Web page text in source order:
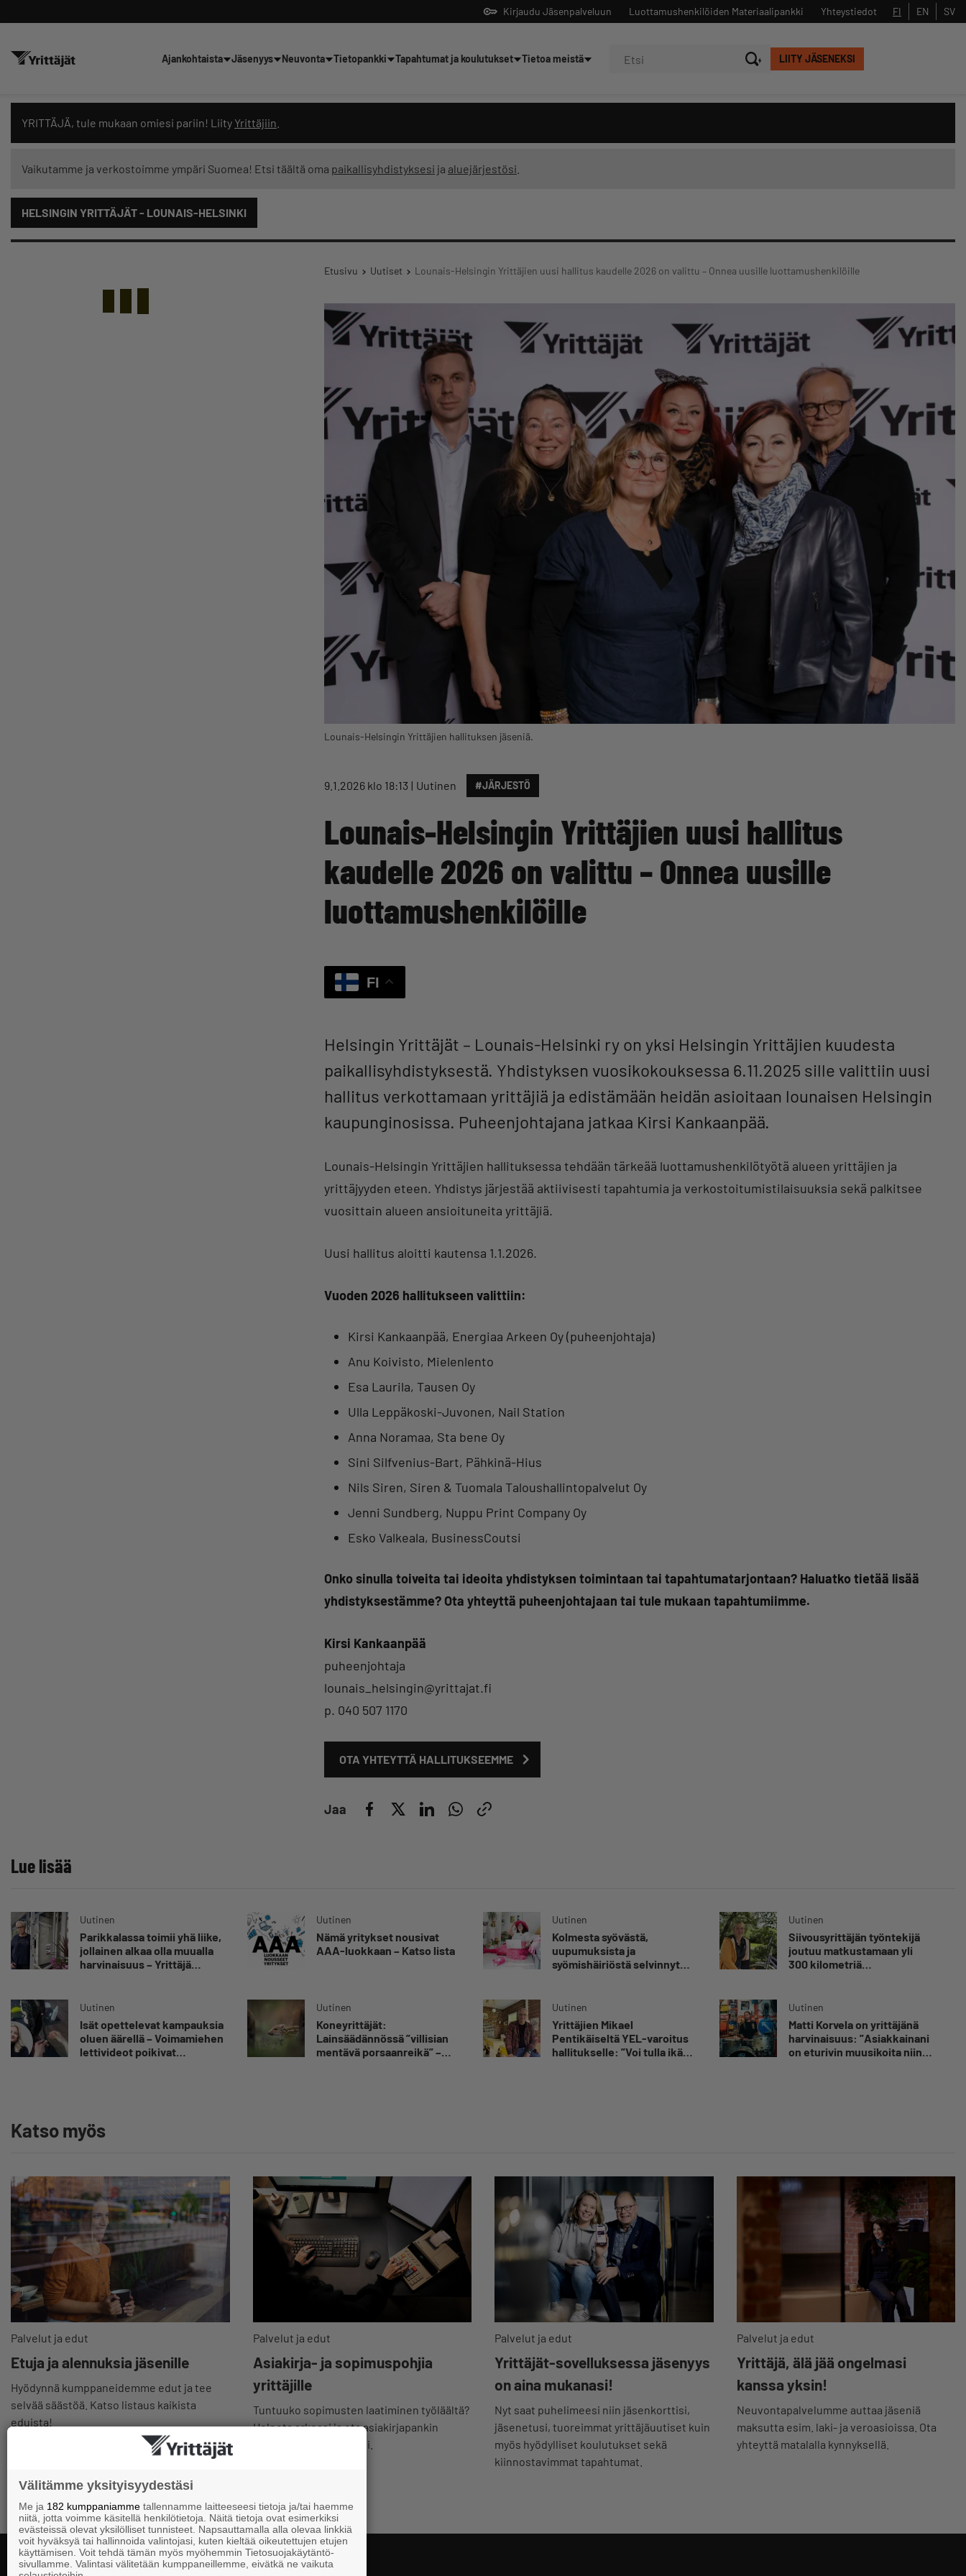
Kirjaudu Jäsenpalveluun Yhteystiedot
Luottamushenkilöiden Materiaalipankki FI EN SV
LIITY JÄSENEKSI
Ajankohtaista Jäsenyys Neuvonta Tietopankki Tapahtumat ja koulutukset Tietoa meistä
YRITTÄJÄ, tule mukaan omiesi pariin! Liity Yrittäjiin
Vaikutamme ja verkostoimme ympäri Suomea! Etsi täältä oma paikallisyhdistyksesi ja aluejärjestösi
HELSINGIN YRITTÄJÄT - LOUNAIS-HELSINKI
Etusivu Uutiset Lounais-Helsingin Yrittäjien uusi hallitus kaudelle 2026 on valittu – Onnea uusille luottamushenkilöille
Lounais-Helsingin Yrittäjien hallituksen jäseniä.
9.1.2026 klo 18:13 Uutinen #JÄRJESTÖ
Lounais-Helsingin Yrittäjien uusi hallitus
kaudelle 2026 on valittu – Onnea uusille
luottamushenkilöille
FI
Helsingin Yrittäjät – Lounais-Helsinki ry on yksi Helsingin Yrittäjien kuudesta
paikallisyhdistyksestä. Yhdistyksen vuosikokouksessa 6.11.2025 sille valittiin uusi
hallitus verkottamaan yrittäjiä ja edistämään heidän asioitaan lounaisen Helsingin
kaupunginosissa. Puheenjohtajana jatkaa Kirsi Kankaanpää.
Lounais-Helsingin Yrittäjien hallituksessa tehdään tärkeää luottamushenkilötyötä alueen yrittäjien ja
yrittäjyyden eteen. Yhdistys järjestää aktiivisesti tapahtumia ja verkostoitumistilaisuuksia sekä palkitsee
vuosittain alueen ansioituneita yrittäjiä.
Uusi hallitus aloitti kautensa 1.1.2026.
Vuoden 2026 hallitukseen valittiin:
Kirsi Kankaanpää, Energiaa Arkeen Oy (puheenjohtaja)
Anu Koivisto, Mielenlento
Esa Laurila, Tausen Oy
Ulla Leppäkoski-Juvonen, Nail Station
Anna Noramaa, Sta bene Oy
Sini Silfvenius-Bart, Pähkinä-Hius
Nils Siren, Siren & Tuomala Taloushallintopalvelut Oy
Jenni Sundberg, Nuppu Print Company Oy
Esko Valkeala, BusinessCoutsi
Onko sinulla toiveita tai ideoita yhdistyksen toimintaan tai tapahtumatarjontaan? Haluatko tietää lisää
yhdistyksestämme? Ota yhteyttä puheenjohtajaan tai tule mukaan tapahtumiimme.
Kirsi Kankaanpää
puheenjohtaja
lounais_helsingin@yrittajat.fi
p. 040 507 1170
OTA YHTEYTTÄ HALLITUKSEEMME
Jaa
Lue lisää
Uutinen
Parikkalassa toimii yhä liike,
jollainen alkaa olla muualla
harvinaisuus – Yrittäjä
omansa
Uutinen
Nämä yritykset nousivat
AAA-luokkaan – Katso lista
Uutinen
Kolmesta syövästä,
uupumuksista ja
syömishäiriöstä selvinnyt
silmiin, olen oppinut
kestämään myös
yrittäjyyteen kuuluvaa
epävarmuutta”
Uutinen
Siivousyrittäjän työntekijä
joutuu matkustamaan yli
300 kilometriä
Uutinen
Isät opettelevat kampauksia
oluen äärellä – Voimamiehen
lettivideot poikivat
Uutinen
Koneyrittäjät:
Lainsäädännössä ”villisian
mentävä porsaanreikä” –
Uutinen
Yrittäjien Mikael
Pentikäiseltä YEL-varoitus
hallitukselle: ”Voi tulla ikävä
Uutinen
Matti Korvela on yrittäjänä
harvinaisuus: ”Asiakkainani
on eturivin muusikoita niin
Katso myös
Palvelut ja edut
Etuja ja alennuksia jäsenille
Hyödynnä kumppaneidemme edut ja tee
selvää säästöä. Katso listaus kaikista
eduista!
Palvelut ja edut
Asiakirja- ja sopimuspohjia
yrittäjille
Tuntuuko sopimusten laatiminen työläältä?
Helpota arkeasi ja ota asiakirjapankin
valmiit pohjat käyttöösi.
Palvelut ja edut
Yrittäjät-sovelluksessa jäsenyys
on aina mukanasi!
Nyt saat puhelimeesi niin jäsenkorttisi,
jäsenetusi, tuoreimmat yrittäjäuutiset kuin
myös hyödylliset koulutukset sekä
kiinnostavimmat tapahtumat.
Palvelut ja edut
Yrittäjä, älä jää ongelmasi
kanssa yksin!
Neuvontapalvelumme auttaa jäseniä
maksutta esim. laki- ja veroasioissa. Ota
yhteyttä matalalla kynnyksellä.
Sulje
Hae sivustolta tai kysy suoraan Yrittäjien tekoälyltä
Suodata hakutuloksia: näytä kaikki sisältö
Välitämme yksityisyydestäsi
Me ja 182 kumppaniamme tallennamme laitteeseesi tietoja ja/tai haemme
niitä, jotta voimme käsitellä henkilötietoja. Näitä tietoja ovat esimerkiksi
evästeissä olevat yksilölliset tunnisteet. Napsauttamalla alla olevaa linkkiä
voit hyväksyä tai hallinnoida valintojasi, kuten kieltää oikeutettujen etujen
käyttämisen. Voit tehdä tämän myös myöhemmin Tietosuojakäytäntö-
sivullamme. Valintasi välitetään kumppaneillemme, eivätkä ne vaikuta